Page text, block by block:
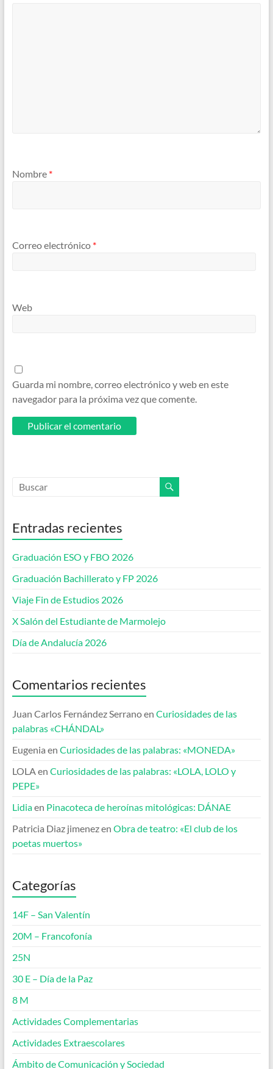
Nombre *
Correo electrónico *
Web
Guarda mi nombre, correo electrónico y web en este
navegador para la próxima vez que comente.
Entradas recientes
Graduación ESO y FBO 2026
Graduación Bachillerato y FP 2026
Viaje Fin de Estudios 2026
X Salón del Estudiante de Marmolejo
Día de Andalucía 2026
Comentarios recientes
Juan Carlos Fernández Serranoen Curiosidades de las
palabras «CHÁNDAL»
Eugenia en Curiosidades de las palabras: «MONEDA»
LOLA en Curiosidades de las palabras: «LOLA, LOLO y
PEPE»
Lidiaen Pinacoteca de heroínas mitológicas: DÁNAE
Patricia Diaz jimenezen Obra de teatro: «El club de los
poetas muertos»
Categorías
14F – San Valentín
20M – Francofonía
25N
30 E – Día de la Paz
8 M
Actividades Complementarias
Actividades Extraescolares
Ámbito de Comunicación y Sociedad